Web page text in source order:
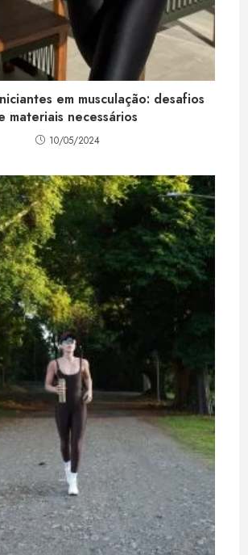
em musculação: desafios
materiais necessários
10/05/2024